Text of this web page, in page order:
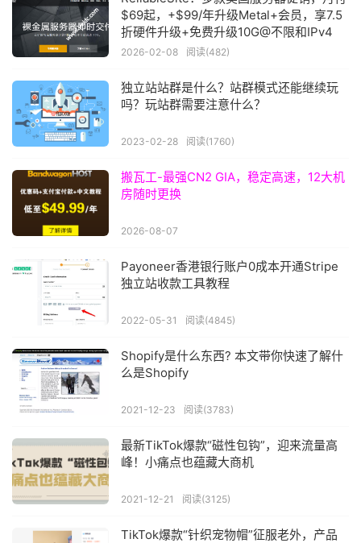
$69起，+$99/年升级Metal+会员，享7.5
折硬件升级+免费升级10G@不限和IPv4
2026-02-08 阅读(482)
独立站站群是什么？站群模式还能继续玩
吗？玩站群需要注意什么？
2023-02-28 阅读(1760)
搬瓦工-最强CN2 GIA，稳定高速，12大机
房随时更换
2026-08-07
Payoneer香港银行账户0成本开通Stripe
独立站收款工具教程
2022-05-31 阅读(4845)
Shopify是什么东西? 本文带你快速了解什
么是Shopify
2021-12-23 阅读(3783)
最新TikTok爆款“磁性包钩”，迎来流量高
峰！小痛点也蕴藏大商机
2021-12-21 阅读(3125)
TikTok爆款“针织宠物帽”征服老外，产品